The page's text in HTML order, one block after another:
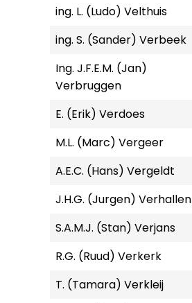
ing. L. (Ludo) Velthuis
ing. S. (Sander) Verbeek
Ing. J.F.E.M. (Jan)
Verbruggen
E. (Erik) Verdoes
M.L. (Marc) Vergeer
A.E.C. (Hans) Vergeldt
J.H.G. (Jurgen) Verhallen
S.A.M.J. (Stan) Verjans
R.G. (Ruud) Verkerk
T. (Tamara) Verkleij